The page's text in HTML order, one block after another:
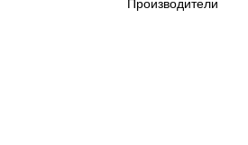
Производители